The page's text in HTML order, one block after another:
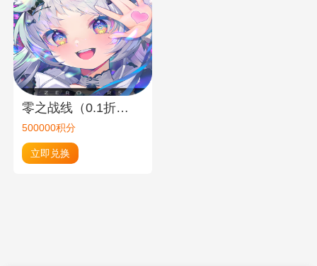
零之战线（0.1折）100元绑币
500000积分
立即兑换